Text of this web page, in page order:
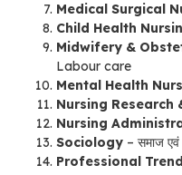
Medical Surgical
Child Health
Midwifery &
Labour care
Mental Health
Nursing Research
Nursing
Sociology – समाज
Professional